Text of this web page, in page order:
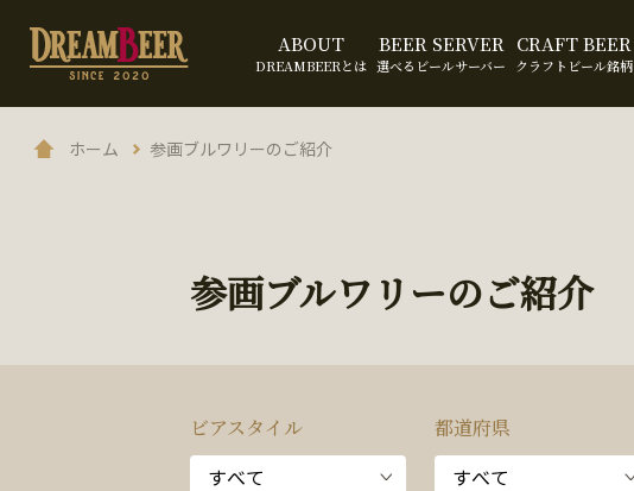
ABOUT
DREAMBEERとは
BEER SERVER
選べるビールサーバー
CRAFT BEER
クラフトビール銘柄
ホーム 参画ブルワリーのご紹介
参画ブルワリーのご紹介
ビアスタイル 都道府県